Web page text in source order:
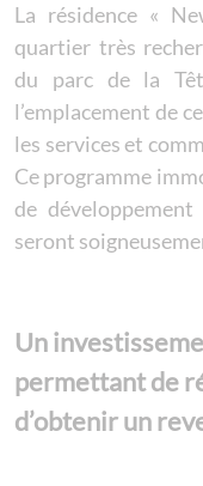
La résidence «
quartier très
du parc de la
l’emplacement de
les services et
Ce programme
de
seront
Un
permettant de
d’obtenir un